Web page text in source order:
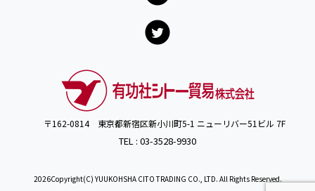
〒162-0814 東京都新宿区新小川町5-1 ニューリバー51ビル 7F
TEL : 03-3528-9930
2026Copyright(C) YUUKOHSHA CITO TRADING CO., LTD. All Rights Reserved.